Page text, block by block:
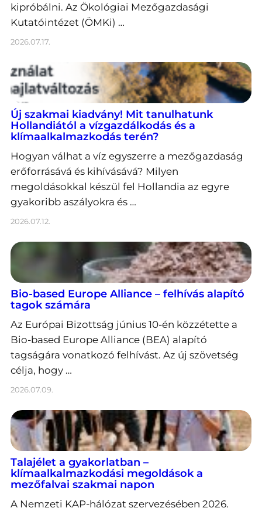
kipróbálni. Az Ökológiai Mezőgazdasági
Kutatóintézet (ÖMKi) …
2026.07.17.
Új szakmai kiadvány! Mit tanulhatunk
Hollandiától a vízgazdálkodás és a
klímaalkalmazkodás terén?
Hogyan válhat a víz egyszerre a mezőgazdaság
erőforrásává és kihívásává? Milyen
megoldásokkal készül fel Hollandia az egyre
gyakoribb aszályokra és …
2026.07.12.
Bio-based Europe Alliance – felhívás alapító
tagok számára
Az Európai Bizottság június 10-én közzétette a
Bio-based Europe Alliance (BEA) alapító
tagságára vonatkozó felhívást. Az új szövetség
célja, hogy …
2026.07.09.
Talajélet a gyakorlatban –
klímaalkalmazkodási megoldások a
mezőfalvai szakmai napon
A Nemzeti KAP-hálózat szervezésében 2026.